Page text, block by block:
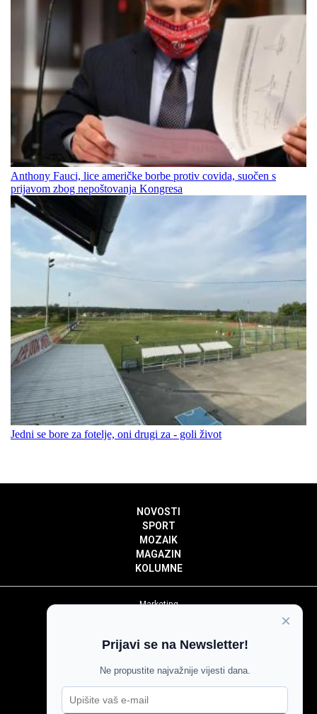
Anthony Fauci, lice američke borbe protiv covida, suočen s
prijavom zbog nepoštovanja Kongresa
Jedni se bore za fotelje, oni drugi za - goli život
NOVOSTI
SPORT
MOZAIK
MAGAZIN
KOLUMNE
Marketing
Impressum
Pravila komentiranja
Agroglas
×
Prijavi se na Newsletter!
Ne propustite najvažnije vijesti dana.